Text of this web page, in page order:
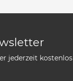
jederzeit kostenlos